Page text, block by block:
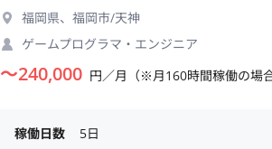
福岡県、福岡市/天神
ゲームプログラマ・エンジニア
〜240,000 円／月（※月160時間稼働の場合
稼働日数
5日